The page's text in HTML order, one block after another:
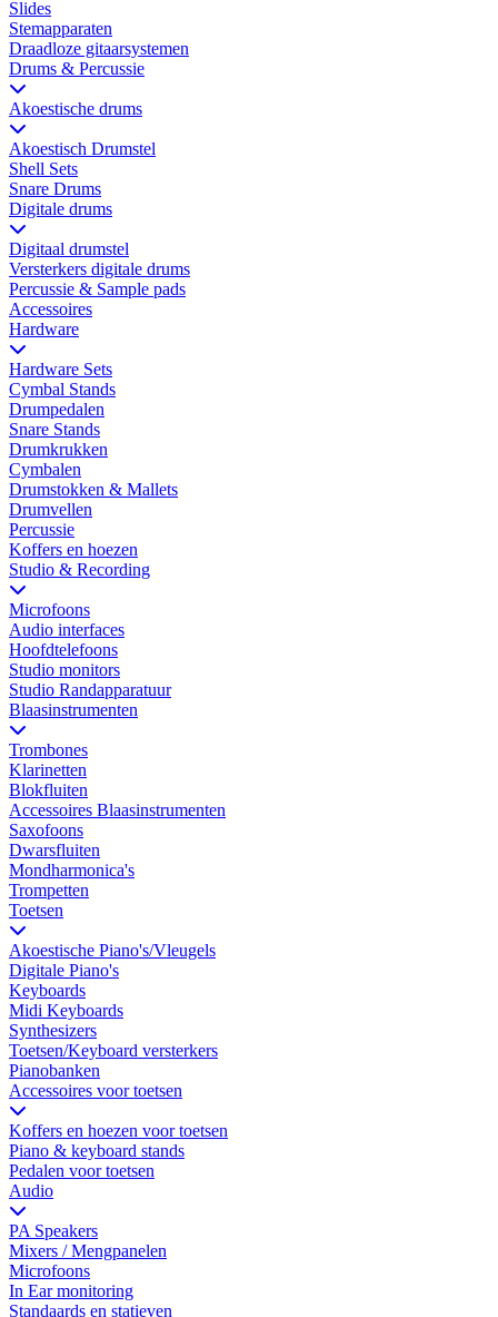
Slides
Stemapparaten
Draadloze gitaarsystemen
Drums & Percussie
Akoestische drums
Akoestisch Drumstel
Shell Sets
Snare Drums
Digitale drums
Digitaal drumstel
Versterkers digitale drums
Percussie & Sample pads
Accessoires
Hardware
Hardware Sets
Cymbal Stands
Drumpedalen
Snare Stands
Drumkrukken
Cymbalen
Drumstokken & Mallets
Drumvellen
Percussie
Koffers en hoezen
Studio & Recording
Microfoons
Audio interfaces
Hoofdtelefoons
Studio monitors
Studio Randapparatuur
Blaasinstrumenten
Trombones
Klarinetten
Blokfluiten
Accessoires Blaasinstrumenten
Saxofoons
Dwarsfluiten
Mondharmonica's
Trompetten
Toetsen
Akoestische Piano's/Vleugels
Digitale Piano's
Keyboards
Midi Keyboards
Synthesizers
Toetsen/Keyboard versterkers
Pianobanken
Accessoires voor toetsen
Koffers en hoezen voor toetsen
Piano & keyboard stands
Pedalen voor toetsen
Audio
PA Speakers
Mixers / Mengpanelen
Microfoons
In Ear monitoring
Standaards en statieven